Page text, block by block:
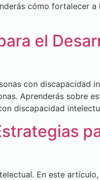
cómo fortalecer a
el
con discapacidad
Aprenderás sobre
discapacidad
En este